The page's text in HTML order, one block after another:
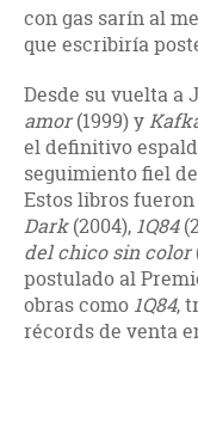
con gas sarín al
que escribiría
Desde su vuelta a
amor (1999) y
el definitivo
seguimiento fiel
Estos libros
Dark(2004), 1Q84
del chico sin color
postulado al
obras como 1Q84,
récords de venta